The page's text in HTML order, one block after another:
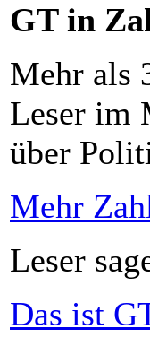
GT in
Mehr als
Leser im
über
Mehr
Leser
Das ist